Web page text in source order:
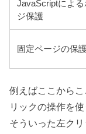
JavaScriptによ
ジ保護
固定ページの保
例えばここから
リックの操作を
そういった左クリ